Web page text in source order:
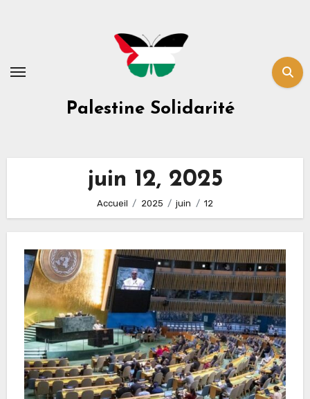
Palestine Solidarité
juin 12, 2025
Accueil 2025 juin 12